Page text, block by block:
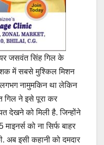
जसवंत सिंह गिल के
में सबसे मुश्किल मिशन
लगभग नामुमकिन था लेकिन
गिल ने इसे पूरा कर
देखने को मिली है. जिन्होंने
को ना सिर्फ बाहर
अब इसी कहानी को दमदार